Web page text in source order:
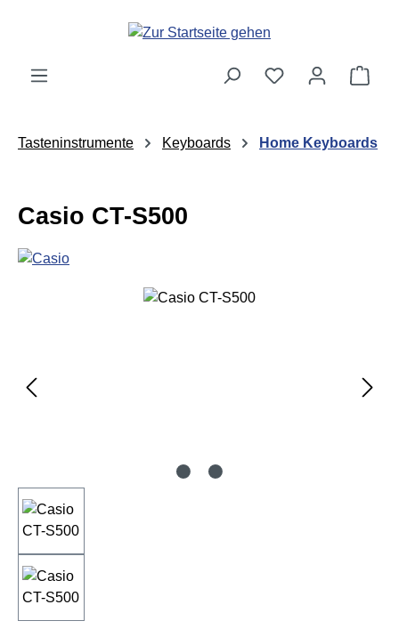
Zum Hauptinhalt springen
Tasteninstrumente Keyboards Home Keyboards
Casio CT-S500
Bildergalerie überspringen